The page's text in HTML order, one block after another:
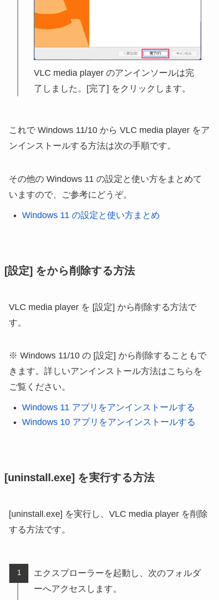
VLC media player のアンインソールは完
了しました。[完了] をクリックします。
これで Windows 11/10 から VLC media player をア
ンインストールする方法は次の手順です。
その他の Windows 11 の設定と使い方をまとめて
いますので、ご参考にどうぞ。
Windows 11 の設定と使い方まとめ
[設定] をから削除する方法
VLC media player を [設定] から削除する方法で
す。
Windows 11/10 の [設定] から削除することもで
きます。詳しいアンインストール方法はこちらを
ご覧ください。
Windows 11 アプリをアンインストールする
Windows 10 アプリをアンインストールする
[uninstall.exe] を実行する方法
[uninstall.exe] を実行し、VLC media player を削除
する方法です。
エクスプローラーを起動し、次のフォルダ
ーへアクセスします。